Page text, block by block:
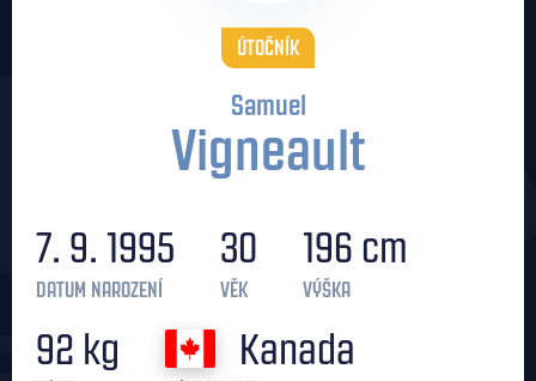
ÚTOČNÍK
Samuel
Vigneault
7. 9. 1995
DATUM NAROZENÍ
30
VĚK
196 cm
VÝŠKA
92 kg Kanada